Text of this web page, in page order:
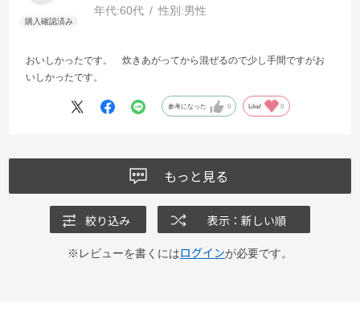
年代:60代 性別:男性
おいしかったです。 炊きあがってから混ぜるので少し手間ですがお
いしかったです。
参考になった 0 Like! 0
もっと見る
絞り込み 表示：新しい順
※レビューを書くにはログインが必要です。